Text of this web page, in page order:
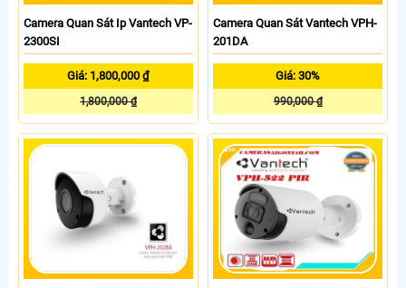
Camera Quan Sát Ip Vantech VP-
2300SI
Giá: 1,800,000 ₫
1,800,000 ₫
Camera Quan Sát Vantech VPH-
201DA
Giá: 30%
990,000 ₫